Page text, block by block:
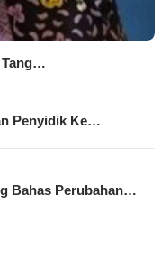
Tang…
Penyidik Ke…
Bahas Perubahan…